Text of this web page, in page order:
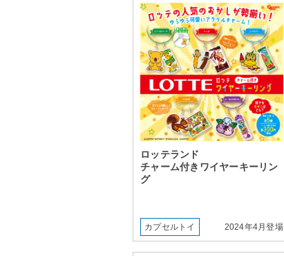
ロッテランド
チャーム付きワイヤーキーリン
グ
カプセルトイ 2024年4月登場